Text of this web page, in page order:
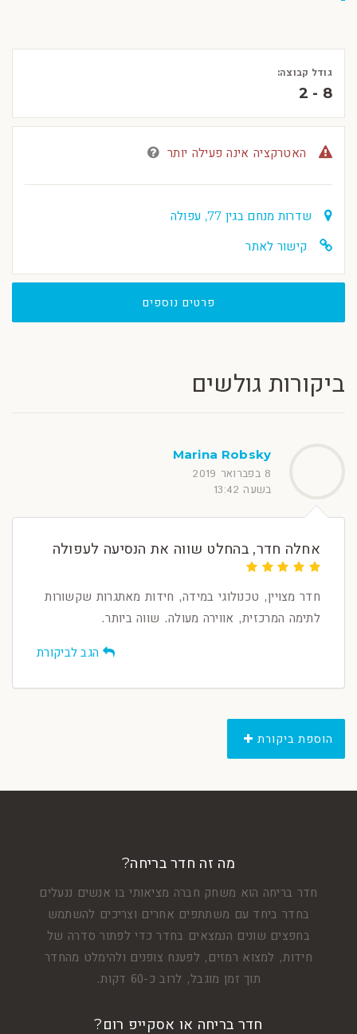
גודל קבוצה:
2 - 8
האטרקציה אינה פעילה יותר
שדרות מנחם בגין 77, עפולה
קישור לאתר
פרטים נוספים
ביקורות גולשים
Marina Robsky
8 בפברואר 2019
בשעה 13:42
אחלה חדר, בהחלט שווה את הנסיעה לעפולה
חדר מצויין, טכנולוגי במידה, חידות מאתגרות שקשורות
לתימה המרכזית, אווירה מעולה. שווה ביותר.
הגב לביקורת
הוספת ביקורת
מה זה חדר בריחה?
חדר בריחה הוא משחק חברה מציאותי בו אנשים ננעלים
בחדר ביחד עם משתתפים אחרים וצריכים להשתמש
בחפצים שונים הנמצאים בחדר כדי לפתור סדרה של
חידות, למצוא רמזים, לפענח צופנים ולהימלט מהחדר
תוך זמן מוגבל, לרוב כ-60 דקות.
חדר בריחה או אסקייפ רום?